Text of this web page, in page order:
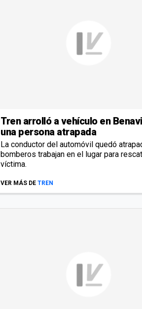
Tren arrolló a vehículo en
una persona atrapada
La conductor del automóvil quedó
bomberos trabajan en el lugar para
víctima.
VER MÁS DE TREN